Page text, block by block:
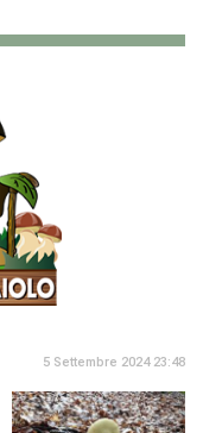
5 Settembre 2024 23:48